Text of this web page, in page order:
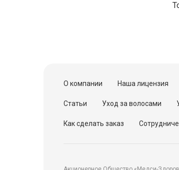
О компании Наша лицензия
Статьи Уход за волосами
Как сделать заказ